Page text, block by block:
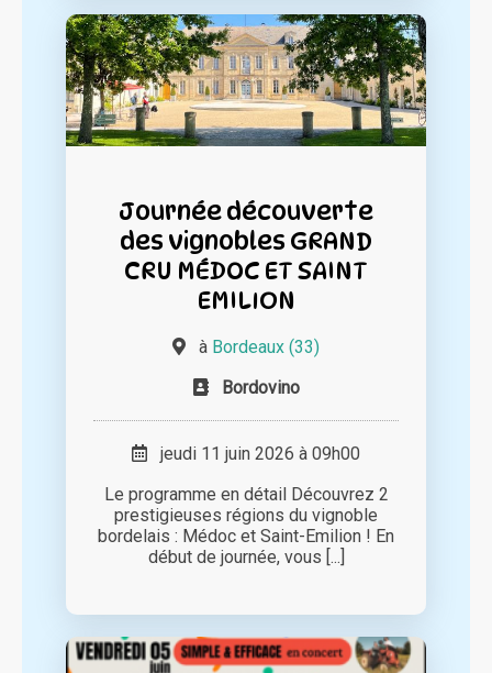
Journée découverte
des vignobles GRAND
CRU MÉDOC ET SAINT
EMILION
à Bordeaux (33)
Bordovino
jeudi 11 juin 2026 à 09h00
Le programme en détail Découvrez 2
prestigieuses régions du vignoble
bordelais : Médoc et Saint-Emilion ! En
début de journée, vous [...]